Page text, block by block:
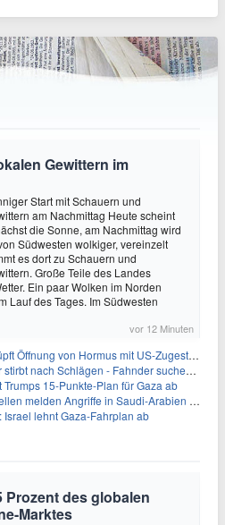
Gewittern im
Start mit Schauern und
am Nachmittag Heute scheint
die Sonne, am Nachmittag wird
Südwesten wolkiger, vereinzelt
es dort zu Schauern und
Große Teile des Landes
Ein paar Wolken im Norden
Lauf des Tages. Im Südwesten
vor 12 Minuten
Öffnung von Hormus mit US-Zugeständnissen
nach Schlägen - Fahnder suchen Autofahrer
Trumps 15-Punkte-Plan für Gaza ab
melden Angriffe in Saudi-Arabien und im Jemen
Israel lehnt Gaza-Fahrplan ab
des globalen
Marktes